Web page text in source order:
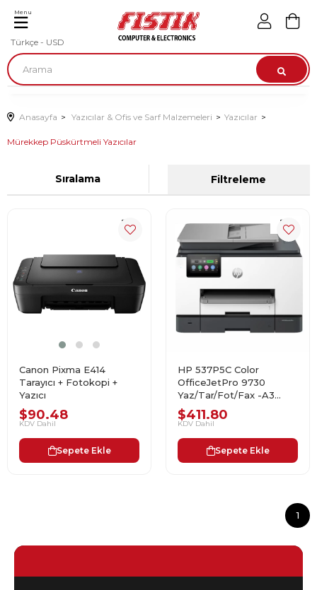
Türkçe - USD
Menu
Anasayfa Yazıcılar & Ofis ve Sarf Malzemeleri Yazıcılar
Mürekkep Püskürtmeli Yazıcılar
Filtreleme
Sıralama
Canon Pixma E414
Tarayıcı + Fotokopi +
Yazıcı
$90.48
KDV Dahil
Sepete Ekle
HP 537P5C Color
OfficeJetPro 9730
Yaz/Tar/Fot/Fax -A3
Yazıcı
$411.80
KDV Dahil
Sepete Ekle
1